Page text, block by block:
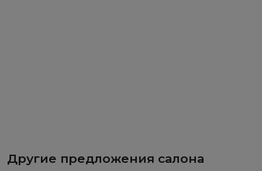
Другие предложения салона